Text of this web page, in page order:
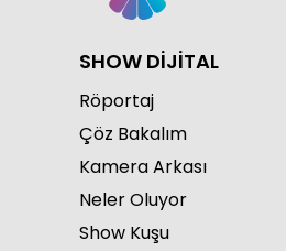
SHOW DİJİTAL
Röportaj
Çöz Bakalım
Kamera Arkası
Neler Oluyor
Show Kuşu